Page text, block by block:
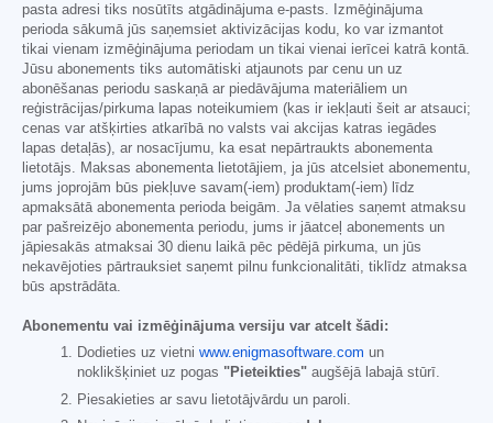
pasta adresi tiks nosūtīts atgādinājuma e-pasts. Izmēģinājuma
perioda sākumā jūs saņemsiet aktivizācijas kodu, ko var izmantot
tikai vienam izmēģinājuma periodam un tikai vienai ierīcei katrā kontā.
Jūsu abonements tiks automātiski atjaunots par cenu un uz
abonēšanas periodu saskaņā ar piedāvājuma materiāliem un
reģistrācijas/pirkuma lapas noteikumiem (kas ir iekļauti šeit ar atsauci;
cenas var atšķirties atkarībā no valsts vai akcijas katras iegādes
lapas detaļās), ar nosacījumu, ka esat nepārtraukts abonementa
lietotājs. Maksas abonementa lietotājiem, ja jūs atcelsiet abonementu,
jums joprojām būs piekļuve savam(-iem) produktam(-iem) līdz
apmaksātā abonementa perioda beigām. Ja vēlaties saņemt atmaksu
par pašreizējo abonementa periodu, jums ir jāatceļ abonements un
jāpiesakās atmaksai 30 dienu laikā pēc pēdējā pirkuma, un jūs
nekavējoties pārtrauksiet saņemt pilnu funkcionalitāti, tiklīdz atmaksa
būs apstrādāta.
Abonementu vai izmēģinājuma versiju var atcelt šādi:
Dodieties uz vietni www.enigmasoftware.com un
noklikšķiniet uz pogas "Pieteikties" augšējā labajā stūrī.
Piesakieties ar savu lietotājvārdu un paroli.